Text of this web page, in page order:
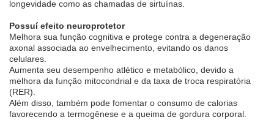
longevidade como as chamadas de sirtuínas.
Possuí efeito neuroprotetor
Melhora sua função cognitiva e protege contra a degeneração
axonal associada ao envelhecimento, evitando os danos
celulares.
Aumenta seu desempenho atlético e metabólico, devido a
melhora da função mitocondrial e da taxa de troca respiratória
(RER).
Além disso, também pode fomentar o consumo de calorias
favorecendo a termogênese e a queima de gordura corporal.